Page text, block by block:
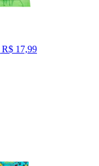
R$ 17,99